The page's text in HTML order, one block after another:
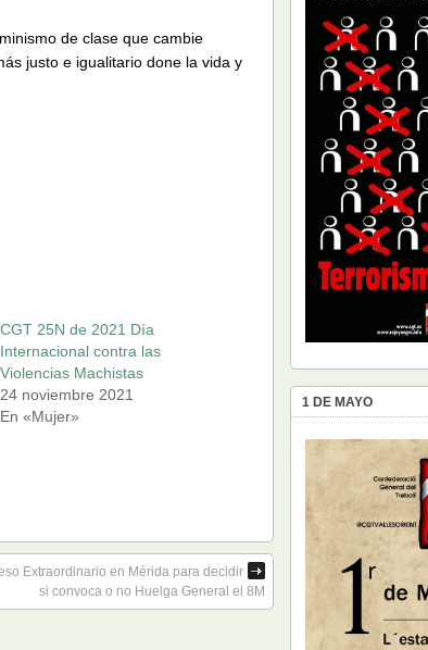
de clase que cambie
justo e igualitario done la vida y
CGT 25N de 2021 Día
Internacional contra las
Violencias Machistas
24 noviembre 2021
En «Mujer»
Extraordinario en Mérida para decidir
si convoca o no Huelga General el 8M
1 DE MAYO